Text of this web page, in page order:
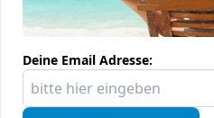
Deine Email Adresse: